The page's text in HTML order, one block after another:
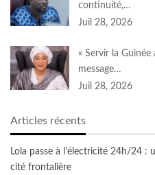
continuité,…
Juil 28, 2026
« Servir la
message…
Juil 28, 2026
Articles récents
Lola passe à l’électricité 24h/24 :
cité frontalière